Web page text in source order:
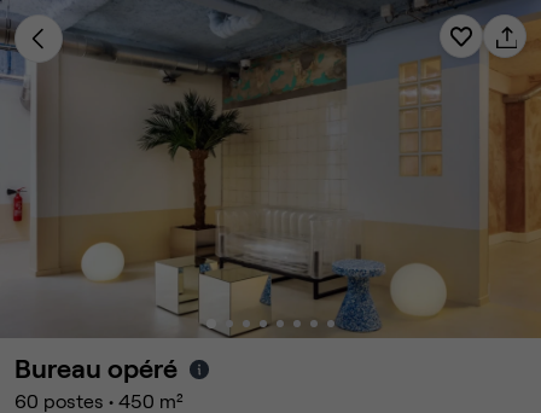
Bureau opéré
60 postes • 450 m²